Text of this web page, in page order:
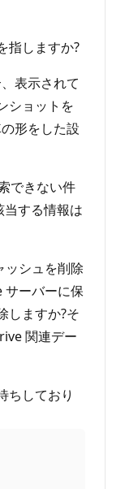
指しますか?
表示されて
ショットを
形をした設
できない件
する情報は
シュを削除
サーバーに保
しますか?そ
関連デー
ちしており